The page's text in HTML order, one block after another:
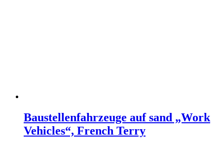
Baustellenfahrzeuge auf sand „Work
Vehicles“, French Terry